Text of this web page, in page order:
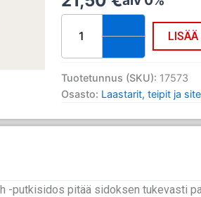
Putkisidos
Mölnlycke
10,75
cm
x
m
LISÄÄ
Tuotetunnus (SKU): 17573
Osasto: Laastarit, teipit ja
-putkisidos pitää sidoksen tukevasti